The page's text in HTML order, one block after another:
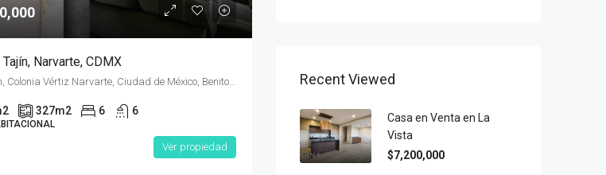
Narvarte, CDMX
Calle Tajín, Colonia Vértiz Narvarte, Ciudad de México, Benito Juárez, Ciudad de México, 03600, México
327m2 6 6
Ver propiedad
Recent Viewed
Casa en Venta en La
Vista
$7,200,000